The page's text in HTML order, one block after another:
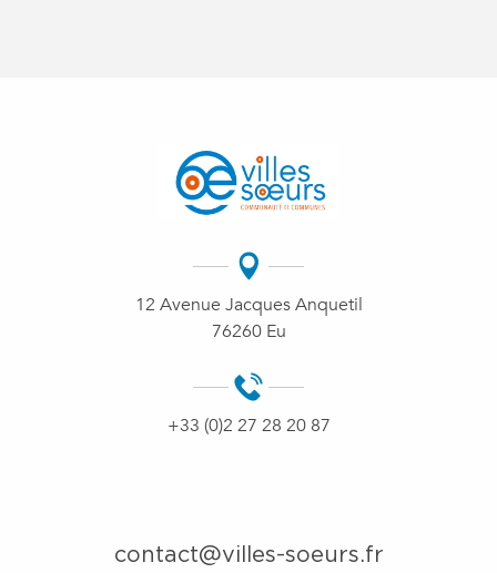
12 Avenue Jacques Anquetil
76260 Eu
+33 (0)2 27 28 20 87
contact@villes-soeurs.fr